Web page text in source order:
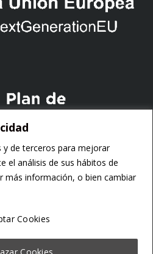
de terceros para mejorar
el análisis de sus hábitos de
más información, o bien cambiar
Cookies
Cookies